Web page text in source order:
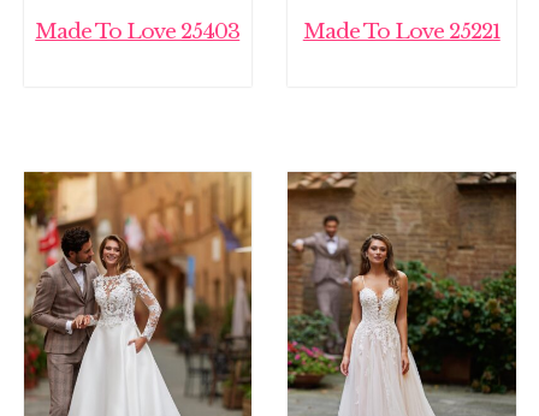
Made To Love 25403 Made To Love 25221